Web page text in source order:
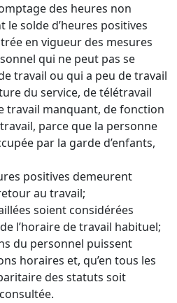
des heures non
solde d’heures positives
en vigueur des mesures
qui ne peut pas se
travail ou qui a peu de travail
du service, de télétravail
travail manquant, de fonction
parce que la personne
par la garde d’enfants,
positives demeurent
au travail;
soient considérées
l’horaire de travail habituel;
du personnel puissent
horaires et, qu’en tous les
des statuts soit